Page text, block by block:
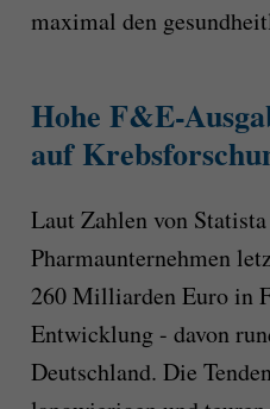
maximal den
Hohe F&E-
auf
Laut Zahlen von
Pharmaunternehmen
260 Milliarden Euro in
Entwicklung - davon
Deutschland. Die